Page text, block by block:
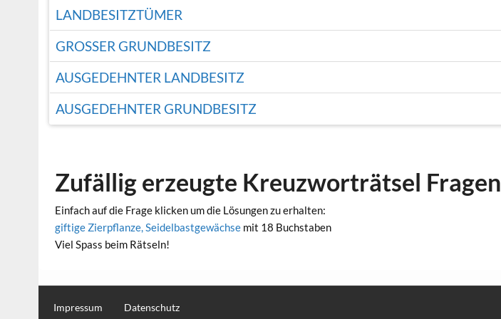
LANDBESITZTÜMER
GROSSER GRUNDBESITZ
AUSGEDEHNTER LANDBESITZ
AUSGEDEHNTER GRUNDBESITZ
Zufällig erzeugte Kreuzworträtsel Fragen
Einfach auf die Frage klicken um die Lösungen zu erhalten:
giftige Zierpflanze, Seidelbastgewächsemit 18 Buchstaben
Viel Spass beim Rätseln!
Impressum Datenschutz